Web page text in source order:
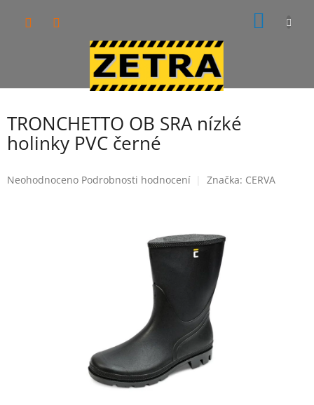
TRONCHETTO OB SRA nízké
holinky PVC černé
Průměrné
Neohodnoceno Podrobnosti hodnocení Značka: CERVA